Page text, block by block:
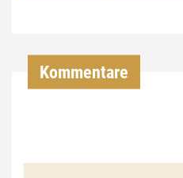
€
Kommentare